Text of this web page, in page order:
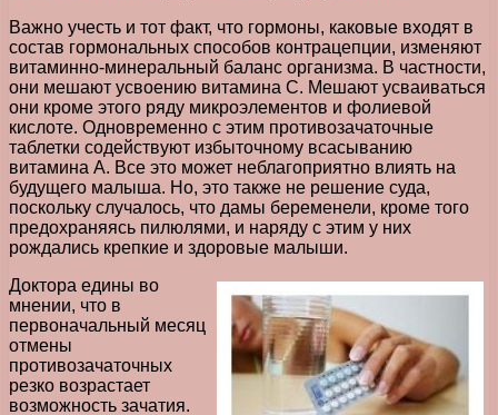
Важно учесть и тот факт, что гормоны, каковые входят в
состав гормональных способов контрацепции, изменяют
витаминно-минеральный баланс организма. В частности,
они мешают усвоению витамина С. Мешают усваиваться
они кроме этого ряду микроэлементов и фолиевой
кислоте. Одновременно с этим противозачаточные
таблетки содействуют избыточному всасыванию
витамина А. Все это может неблагоприятно влиять на
будущего малыша. Но, это также не решение суда,
поскольку случалось, что дамы беременели, кроме того
предохраняясь пилюлями, и наряду с этим у них
рождались крепкие и здоровые малыши.
Доктора едины во
мнении, что в
первоначальный месяц
отмены
противозачаточных
резко возрастает
возможность зачатия.